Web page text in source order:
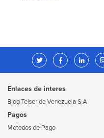
Enlaces de interes
Blog Telser de Venezuela S.A
Pagos
Metodos de Pago